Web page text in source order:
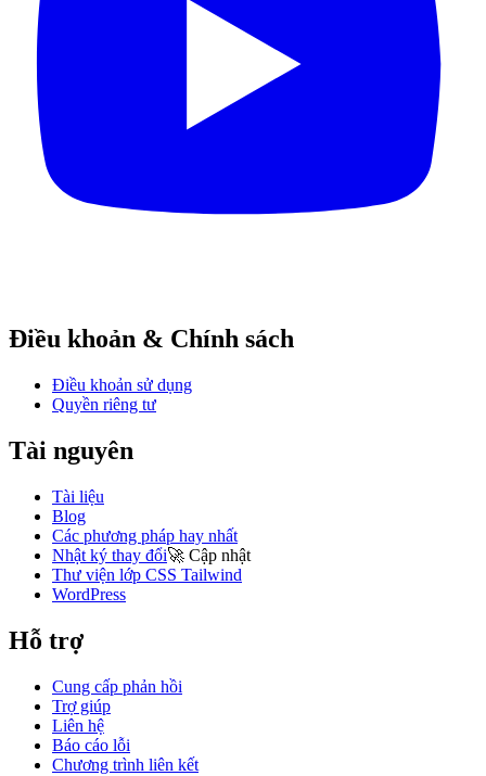
Điều khoản & Chính sách
Điều khoản sử dụng
Quyền riêng tư
Tài nguyên
Tài liệu
Blog
Các phương pháp hay nhất
Nhật ký thay đổi🚀 Cập nhật
Thư viện lớp CSS Tailwind
WordPress
Hỗ trợ
Cung cấp phản hồi
Trợ giúp
Liên hệ
Báo cáo lỗi
Chương trình liên kết